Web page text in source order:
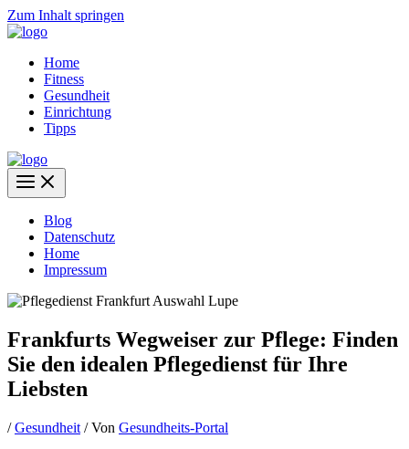
Zum Inhalt springen
Home
Fitness
Gesundheit
Einrichtung
Tipps
Blog
Datenschutz
Home
Impressum
Frankfurts Wegweiser zur Pflege: Finden
Sie den idealen Pflegedienst für Ihre
Liebsten
/Gesundheit / Von Gesundheits-Portal